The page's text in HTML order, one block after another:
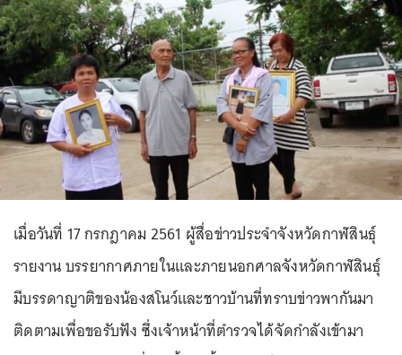
เมื่อวันที่ 17 กรกฎาคม 2561 ผู้สื่อข่าวประจำจังหวัดกาฬสินธุ์
รายงาน บรรยากาศภายในและภายนอกศาลจังหวัดกาฬสินธุ์
มีบรรดาญาติของน้องสโนว์และชาวบ้านที่ทราบข่าวพากันมา
ติดตามเพื่อขอรับฟัง ซึ่งเจ้าหน้าที่ตำรวจได้จัดกำลังเข้ามา